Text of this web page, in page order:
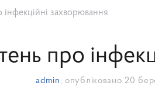
захворювання
про
admin , опубліковано 20